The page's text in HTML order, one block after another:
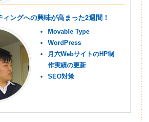
ィングへの興味が高まった2週間！
Movable Type
WordPress
月六WebサイトのHP制
作実績の更新
SEO対策